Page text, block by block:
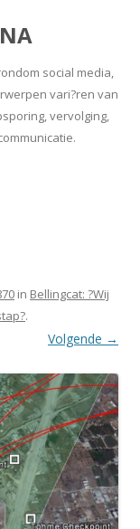
social media,
vari?ren van
vervolging,
in Bellingcat: ?Wij
.
Volgende →